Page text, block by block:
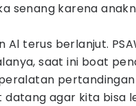
senang karena
Al terus berlanjut.
saat ini boat
datang agar kita bisa